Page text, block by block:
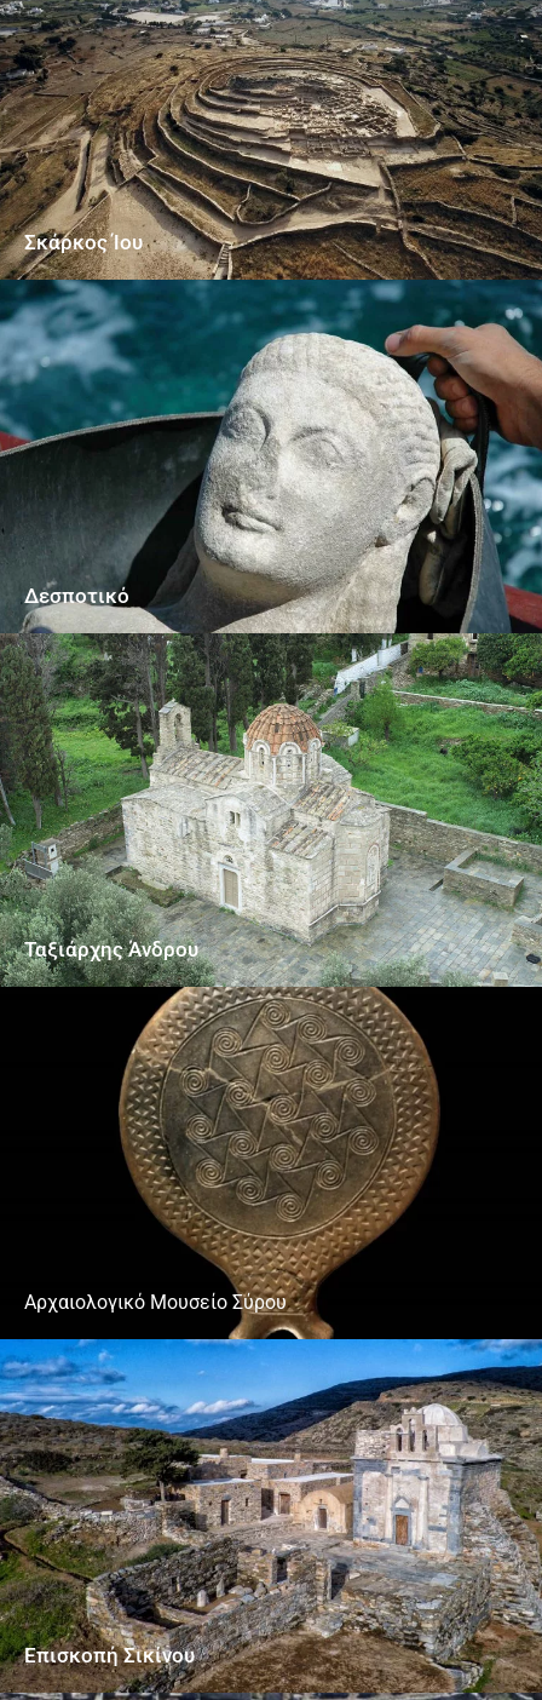
Σκάρκος Ίου
Δεσποτικό
Ταξιάρχης Άνδρου
Αρχαιολογικό Μουσείο Σύρου
Επισκοπή Σικίνου